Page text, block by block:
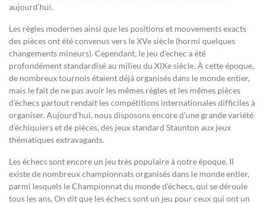
aujourd’hui.
Les règles modernes ainsi que les positions et mouvements exacts
des pièces ont été convenus vers le XVe siècle (hormi quelques
changements mineurs). Cependant, le jeu d’echec a été
profondément standardisé au milieu du XIXe siècle. À cette époque,
de nombreux tournois étaient déjà organisés dans le monde entier,
mais le fait de ne pas avoir les mêmes règles et les mêmes pièces
d’échecs partout rendait les compétitions internationales difficiles à
organiser. Aujourd’hui, nous disposons encore d’une grande variété
d’échiquiers et de pièces, des jeux standard Staunton aux jeux
thématiques extravagants.
Les échecs sont encore un jeu très populaire à notre époque. Il
existe de nombreux championnats organisés dans le monde entier,
parmi lesquels le Championnat du monde d’échecs, qui se déroule
tous les ans. On dit que les échecs sont un jeu pour ceux qui ont un